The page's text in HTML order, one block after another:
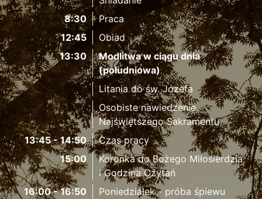
8:30
Praca
12:45
Obiad
13:30
Modlitwa w ciągu dnia
(południowa)
Litania do św. Józefa
Osobiste nawiedzenie
Najświętszego Sakramentu
13:45 - 14:50
Czas pracy
15:00
Koronka do Bożego Miłosierdzia
i Godzina Czytań
16:00 - 16:50
Poniedziałek - próba śpiewu